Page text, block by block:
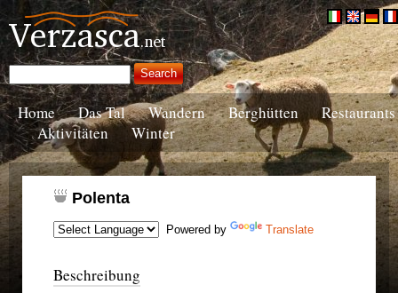
Home Das Tal Wandern Berghütten
Restaurants
Aktivitäten
Winter
Polenta
Powered by Translate
Beschreibung